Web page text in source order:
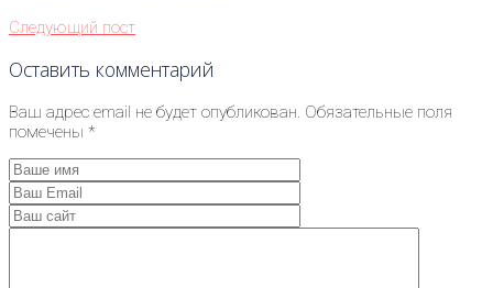
Следующий пост
Оставить комментарий
Ваш адрес email не будет опубликован. Обязательные поля
помечены *